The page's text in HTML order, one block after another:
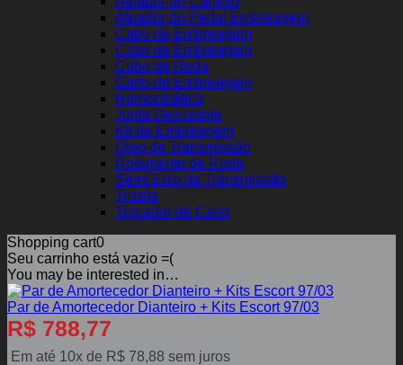
Atuador do Pedal Embreagem
Cabo de Embreagem
Colar de Embreagem
Cubo de Roda
Garfo de Embreagem
Homocinética
Junta Deslizante
Kit de Embreagem
Óleo de Transmissão
Rolamento de Roda
Semi Eixo da Transmissão
Trizeta
Trocador de Calor
Shopping cart0
Seu carrinho está vazio =(
You may be interested in…
Par de Amortecedor Dianteiro + Kits Escort 97/03
R$ 788,77
Em até 10x de R$ 78,88 sem juros